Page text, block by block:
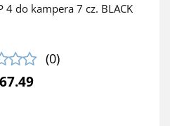
4 do kampera 7 cz. BLACK
(0)